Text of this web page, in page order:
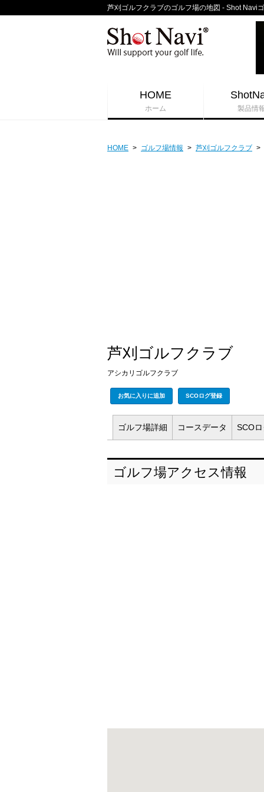
芦刈ゴルフクラブのゴルフ場の地図 - Shot Navi
HOME
ホーム 製品情
HOME > ゴルフ場情報 > 芦刈ゴルフクラブ >
芦刈ゴルフクラブ
アシカリゴルフクラブ
お気に入りに追加 SCOログ登録
ゴルフ場詳細 コースデータ SCO
ゴルフ場アクセス情報